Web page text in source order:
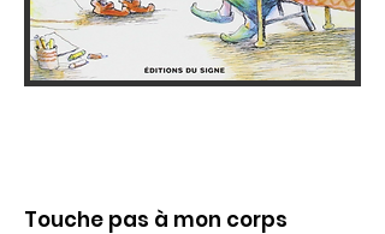
Touche pas à mon corps